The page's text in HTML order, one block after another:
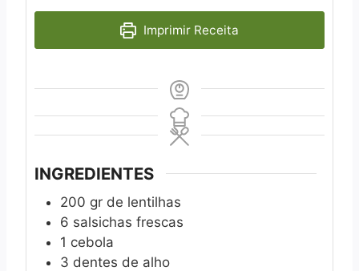
Imprimir Receita
INGREDIENTES
200 gr de lentilhas
6 salsichas frescas
1 cebola
3 dentes de alho